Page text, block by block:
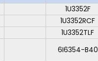
1U3352F
1U3352RCF
1U3352TLF
6I6354-B40